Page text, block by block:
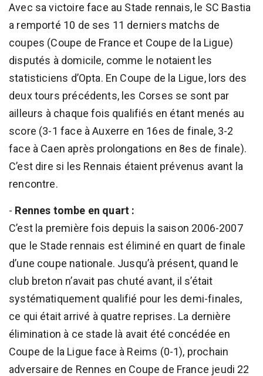
Avec sa victoire face au Stade rennais, le SC Bastia
a remporté 10 de ses 11 derniers matchs de
coupes (Coupe de France et Coupe de la Ligue)
disputés à domicile, comme le notaient les
statisticiens d’Opta. En Coupe de la Ligue, lors des
deux tours précédents, les Corses se sont par
ailleurs à chaque fois qualifiés en étant menés au
score (3-1 face à Auxerre en 16es de finale, 3-2
face à Caen après prolongations en 8es de finale).
C’est dire si les Rennais étaient prévenus avant la
rencontre.
- Rennes tombe en quart :
C’est la première fois depuis la saison 2006-2007
que le Stade rennais est éliminé en quart de finale
d’une coupe nationale. Jusqu’à présent, quand le
club breton n’avait pas chuté avant, il s’était
systématiquement qualifié pour les demi-finales,
ce qui était arrivé à quatre reprises. La dernière
élimination à ce stade là avait été concédée en
Coupe de la Ligue face à Reims (0-1), prochain
adversaire de Rennes en Coupe de France jeudi 22